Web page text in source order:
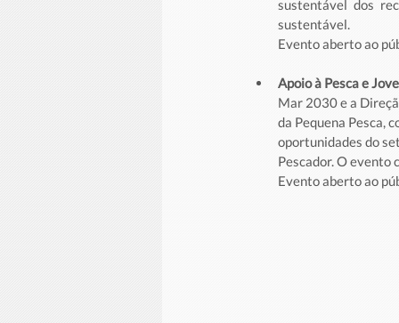
sustentável dos
sustentável.
Evento aberto ao
Apoio à Pesca e
Mar 2030 e a
da Pequena Pesca,
oportunidades do
Pescador. O
Evento aberto ao